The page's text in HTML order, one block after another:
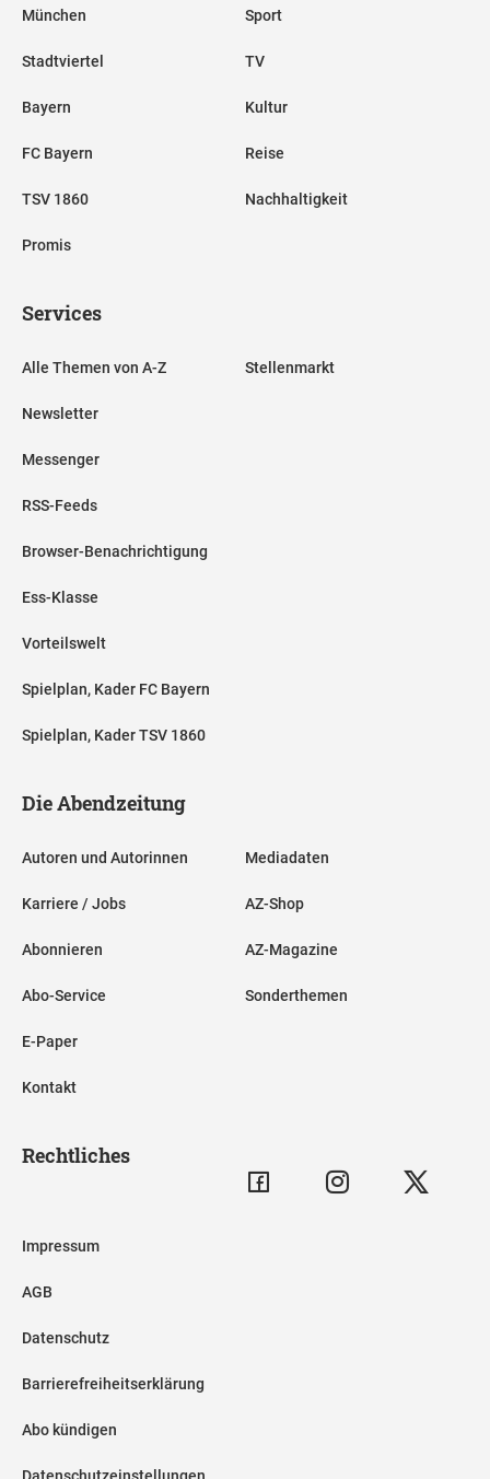
München
Stadtviertel
Bayern
FC Bayern
TSV 1860
Promis
Sport
TV
Kultur
Reise
Nachhaltigkeit
Services
Alle Themen von A-Z
Newsletter
Messenger
RSS-Feeds
Browser-Benachrichtigung
Ess-Klasse
Vorteilswelt
Spielplan, Kader FC Bayern
Spielplan, Kader TSV 1860
Stellenmarkt
Die Abendzeitung
Autoren und Autorinnen
Karriere / Jobs
Abonnieren
Abo-Service
E-Paper
Kontakt
Mediadaten
AZ-Shop
AZ-Magazine
Sonderthemen
Rechtliches
Impressum
AGB
Datenschutz
Barrierefreiheitserklärung
Abo kündigen